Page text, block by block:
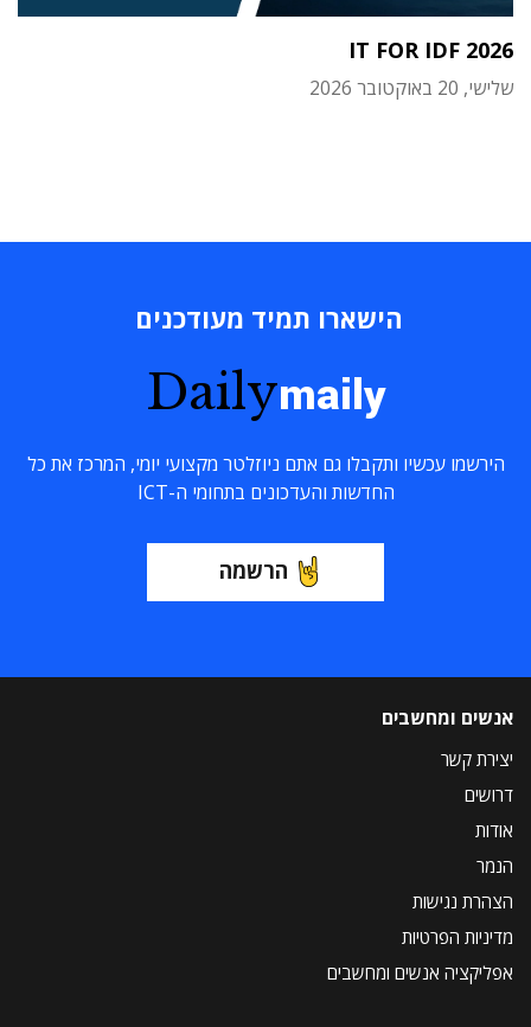
IT FOR IDF 2026
שלישי, 20 באוקטובר 2026
הישארו תמיד מעודכנים
Dailymaily
הירשמו עכשיו ותקבלו גם אתם ניוזלטר מקצועי יומי, המרכז את כל
החדשות והעדכונים בתחומי ה-ICT
הרשמה
אנשים ומחשבים
יצירת קשר
דרושים
אודות
הנמר
הצהרת נגישות
מדיניות הפרטיות
אפליקציה אנשים ומחשבים